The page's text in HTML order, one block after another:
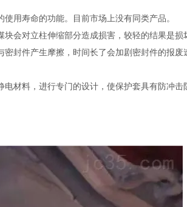
用寿命的功能。目前市场上没有同类产品。
会对立柱伸缩部分造成损害，较轻的结果是损
封件产生摩擦，时间长了会加剧密封件的报废
材料，进行专门的设计，使保护套具有防冲击